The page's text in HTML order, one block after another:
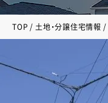
TOP 土地・分譲住宅情報